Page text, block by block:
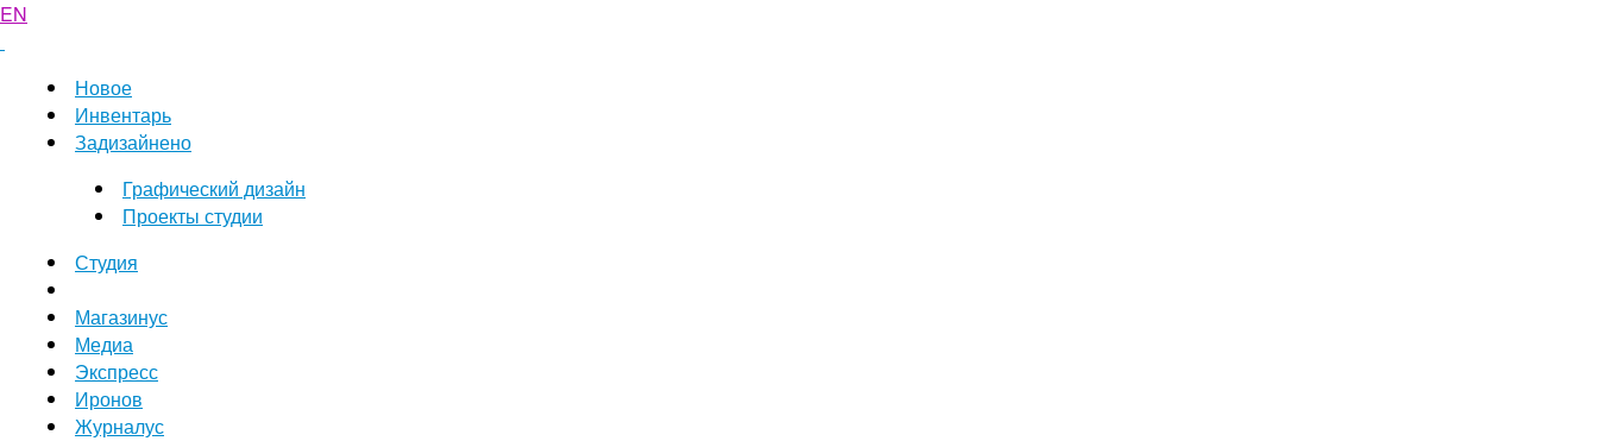
EN
Новое
Инвентарь
Задизайнено
Графический дизайн
Проекты студии
Студия
Магазинус
Медиа
Экспресс
Иронов
Журналус